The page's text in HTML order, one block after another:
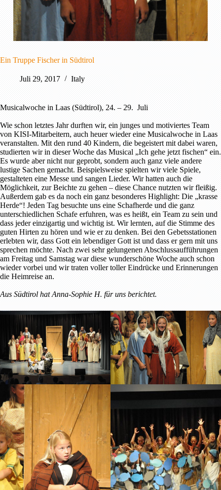
Ein Truppe Fischer in Südtirol
Juli 29, 2017 Italy
Musicalwoche in Laas (Südtirol), 24. – 29. Juli
Wie schon letztes Jahr durften wir, ein junges und motiviertes Team
von KISI-Mitarbeitern, auch heuer wieder eine Musicalwoche in Laas
veranstalten. Mit den rund 40 Kindern, die begeistert mit dabei waren,
studierten wir in dieser Woche das Musical „Ich gehe jetzt fischen“ ein.
Es wurde aber nicht nur geprobt, sondern auch ganz viele andere
lustige Sachen gemacht. Beispielsweise spielten wir viele Spiele,
gestalteten eine Messe und sangen Lieder. Wir hatten auch die
Möglichkeit, zur Beichte zu gehen – diese Chance nutzten wir fleißig.
Außerdem gab es da noch ein ganz besonderes Highlight: Die „krasse
Herde“! Jeden Tag besuchte uns eine Schafherde und die ganz
unterschiedlichen Schafe erfuhren, was es heißt, ein Team zu sein und
dass jeder einzigartig und wichtig ist. Wir lernten, auf die Stimme des
guten Hirten zu hören und wie er zu denken. Bei den Gebetsstationen
erlebten wir, dass Gott ein lebendiger Gott ist und dass er gern mit uns
sprechen möchte. Nach zwei sehr gelungenen Abschlussaufführungen
am Freitag und Samstag war diese wunderschöne Woche auch schon
wieder vorbei und wir traten voller toller Eindrücke und Erinnerungen
die Heimreise an.
Aus Südtirol hat Anna-Sophie H. für uns berichtet.